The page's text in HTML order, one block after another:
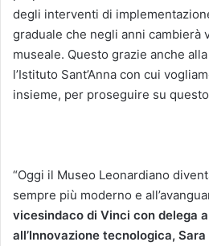
degli interventi di
graduale che negli anni cambierà
museale. Questo grazie anche
l’Istituto Sant’Anna con cui
insieme, per proseguire su questo
“Oggi il Museo Leonardiano
sempre più moderno e
vicesindaco di Vinci con delega
all’Innovazione tecnologica,